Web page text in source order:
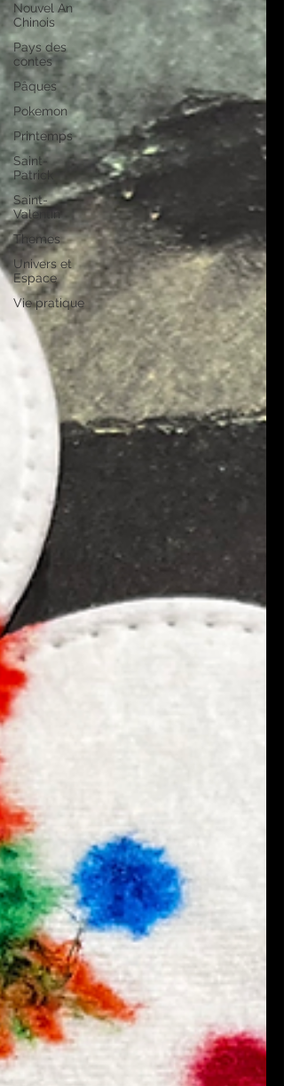
Nouvel An
Chinois
Pays des
contes
Pâques
Pokemon
Printemps
Saint-
Patrick
Saint-
Valentin
Themes
Univers et
Espace
Vie pratique